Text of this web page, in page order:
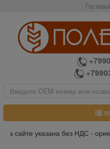
сайте указана без НДС -